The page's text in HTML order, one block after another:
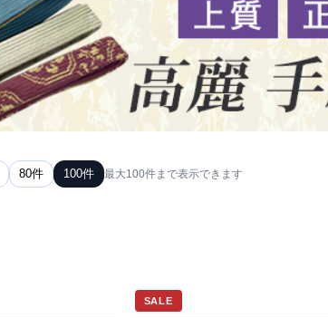
80件 100件 最大100件まで表示できます
SALE